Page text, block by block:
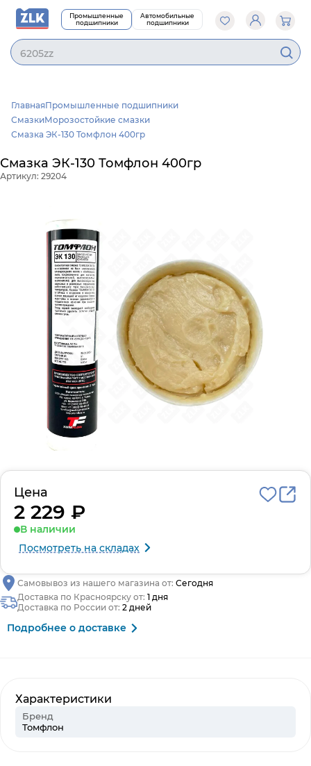
Промышленные
подшипники
Автомобильные
подшипники
6205zz
ГлавнаяПромышленные подшипники
СмазкиМорозостойкие смазки
Смазка ЭК-130 Томфлон 400гр
Смазка ЭК-130 Томфлон 400гр
Артикул: 29204
Характеристики
Бренд
Томфлон
Цена
2 229 ₽
В наличии
Посмотреть на складах
Самовывоз из нашего магазина от: Сегодня
Доставка по Красноярску от: 1 дня
Доставка по России от: 2 дней
Подробнее о доставке